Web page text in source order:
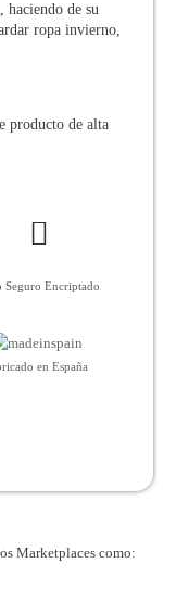
haciendo de su
ropa invierno,
producto de alta
Seguro Encriptado
en España
Marketplaces como: